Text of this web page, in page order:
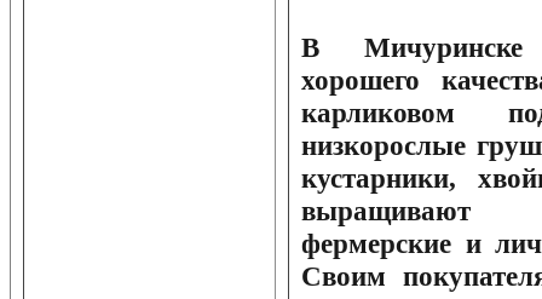
В Мичуринске
хорошего
карликовом
низкорослые
кустарники,
выращивают
фермерские и
Своим